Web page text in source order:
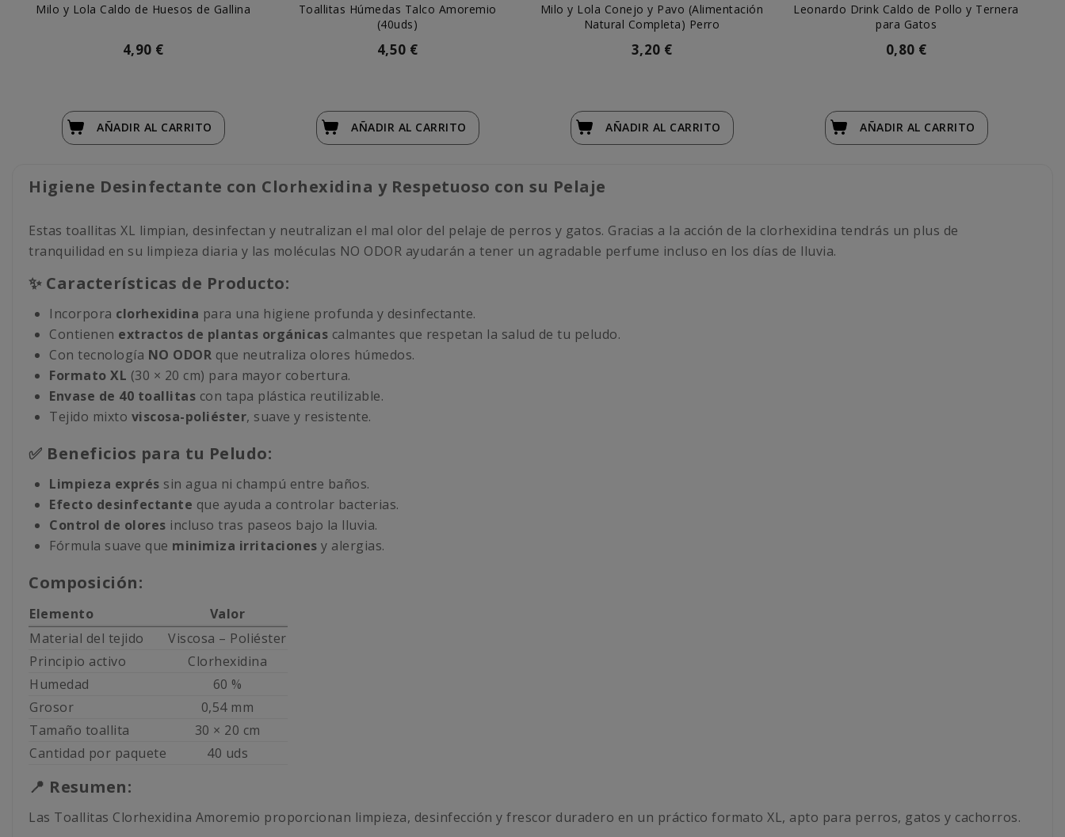
Milo y Lola Caldo de Huesos de Gallina
4,90 €
AÑADIR AL CARRITO
Toallitas Húmedas Talco Amoremio
(40uds)
4,50 €
AÑADIR AL CARRITO
Milo y Lola Conejo y Pavo (Alimentación
Natural Completa) Perro
3,20 €
AÑADIR AL CARRITO
Leonardo Drink Caldo de Pollo y Ternera
para Gatos
0,80 €
AÑADIR AL CARRITO
Higiene Desinfectante con Clorhexidina y Respetuoso con su Pelaje
Estas toallitas XL limpian, desinfectan y neutralizan el mal olor del pelaje de perros y gatos. Gracias a la acción de la clorhexidina tendrás un plus de
tranquilidad en su limpieza diaria y las moléculas NO ODOR ayudarán a tener un agradable perfume incluso en los días de lluvia.
✨ Características de Producto:
Incorpora clorhexidina para una higiene profunda y desinfectante.
Contienen extractos de plantas orgánicas calmantes que respetan la salud de tu peludo.
Con tecnología NO ODOR que neutraliza olores húmedos.
Formato XL (30 × 20 cm) para mayor cobertura.
Envase de 40 toallitas con tapa plástica reutilizable.
Tejido mixto viscosa-poliéster, suave y resistente.
✅ Beneficios para tu Peludo:
Limpieza exprés sin agua ni champú entre baños.
Efecto desinfectante que ayuda a controlar bacterias.
Control de olores incluso tras paseos bajo la lluvia.
Fórmula suave que minimiza irritaciones y alergias.
Composición:
Elemento
Valor
Material del tejido
Viscosa – Poliéster
Principio activo
Clorhexidina
Humedad
60 %
Grosor
0,54 mm
Tamaño toallita
30 × 20 cm
Cantidad por paquete
40 uds
📍 Resumen:
Las Toallitas Clorhexidina Amoremio proporcionan limpieza, desinfección y frescor duradero en un práctico formato XL, apto para perros, gatos y cachorros.